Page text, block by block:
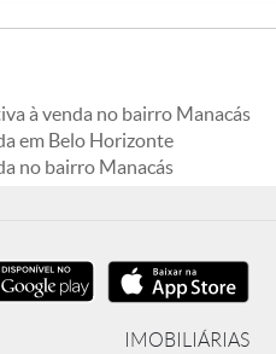
à venda no bairro Manacás
em Belo Horizonte
no bairro Manacás
IMOBILIÁRIAS